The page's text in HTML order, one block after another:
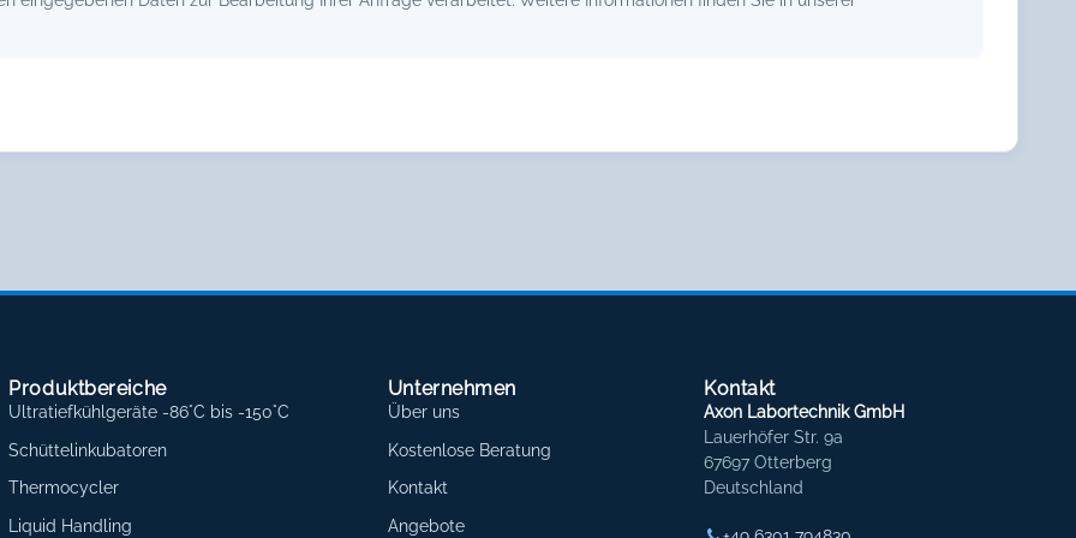
Produktbereiche
Ultratiefkühlgeräte -86°C bis -150°C
Schüttelinkubatoren
Thermocycler
Liquid Handling
Unternehmen
Über uns
Kostenlose Beratung
Kontakt
Angebote
Kontakt
Axon Labortechnik GmbH
Lauerhöfer Str. 9a
67697 Otterberg
Deutschland